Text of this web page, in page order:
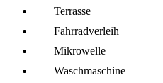
Terrasse
Fahrrad­verleih
Mikro­welle
Wasch­maschine